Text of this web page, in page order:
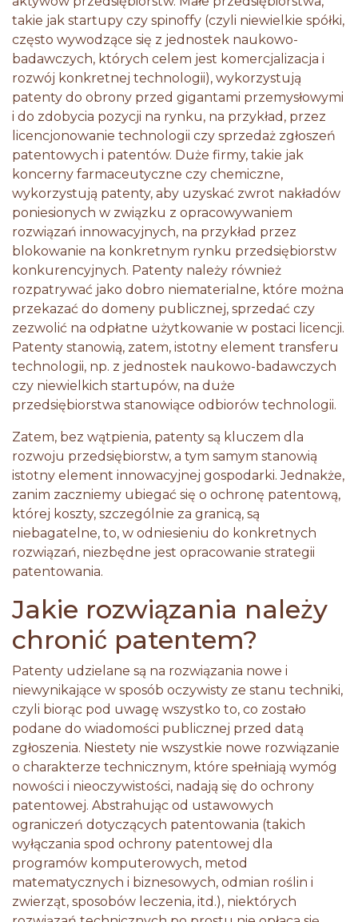
takie jak startupy czy spinoffy (czyli niewielkie spółki,
często wywodzące się z jednostek naukowo-
badawczych, których celem jest komercjalizacja i
rozwój konkretnej technologii), wykorzystują
patenty do obrony przed gigantami przemysłowymi
i do zdobycia pozycji na rynku, na przykład, przez
licencjonowanie technologii czy sprzedaż zgłoszeń
patentowych i patentów. Duże firmy, takie jak
koncerny farmaceutyczne czy chemiczne,
wykorzystują patenty, aby uzyskać zwrot nakładów
poniesionych w związku z opracowywaniem
rozwiązań innowacyjnych, na przykład przez
blokowanie na konkretnym rynku przedsiębiorstw
konkurencyjnych. Patenty należy również
rozpatrywać jako dobro niematerialne, które można
przekazać do domeny publicznej, sprzedać czy
zezwolić na odpłatne użytkowanie w postaci licencji.
Patenty stanowią, zatem, istotny element transferu
technologii, np. z jednostek naukowo-badawczych
czy niewielkich startupów, na duże
przedsiębiorstwa stanowiące odbiorów technologii.
Zatem, bez wątpienia, patenty są kluczem dla
rozwoju przedsiębiorstw, a tym samym stanowią
istotny element innowacyjnej gospodarki. Jednakże,
zanim zaczniemy ubiegać się o ochronę patentową,
której koszty, szczególnie za granicą, są
niebagatelne, to, w odniesieniu do konkretnych
rozwiązań, niezbędne jest opracowanie strategii
patentowania.
Jakie rozwiązania należy
chronić patentem?
Patenty udzielane są na rozwiązania nowe i
niewynikające w sposób oczywisty ze stanu techniki,
czyli biorąc pod uwagę wszystko to, co zostało
podane do wiadomości publicznej przed datą
zgłoszenia. Niestety nie wszystkie nowe rozwiązanie
o charakterze technicznym, które spełniają wymóg
nowości i nieoczywistości, nadają się do ochrony
patentowej. Abstrahując od ustawowych
ograniczeń dotyczących patentowania (takich
wyłączania spod ochrony patentowej dla
programów komputerowych, metod
matematycznych i biznesowych, odmian roślin i
zwierząt, sposobów leczenia, itd.), niektórych